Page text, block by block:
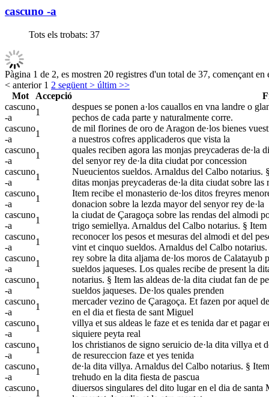
cascuno -a
Tots els trobats: 37
Pàgina 1 de 2, es mostren 20 registres d'un total de 37, començant en
< anterior 1 2 següent > últim >>
Mot
Accepció
cascuno
-a
1
despues se ponen a·los cauallos en vna landre o
pechos de cada parte y naturalmente corre.
cascuno
-a
1
de mil florines de oro de Aragon de·los bienes
a nuestros cofres applicaderos que vista la
cascuno
-a
1
quales reciben agora las monjas preycaderas de·la
del senyor rey de·la dita ciudat por concession
cascuno
-a
1
Nueucientos sueldos. Arnaldus del Calbo notarius.
ditas monjas preycaderas de·la dita ciudat sobre las
cascuno
-a
1
Item recibe el monasterio de·los ditos freyres
donacion sobre la lezda mayor del senyor rey de·la
cascuno
-a
1
la ciudat de Çaragoça sobre las rendas del almodi
trigo semiellya. Arnaldus del Calbo notarius. § Item
cascuno
-a
1
reconocer los pesos et mesuras del almodi et del
vint et cinquo sueldos. Arnaldus del Calbo
cascuno
-a
1
rey sobre la dita aljama de·los moros de
sueldos jaqueses. Los quales recibe de present la
cascuno
-a
1
notarius. § Item las aldeas de·la dita ciudat fan de
sueldos jaqueses. De·los quales prenden
cascuno
-a
1
mercader vezino de Çaragoça. Et fazen por aquel
en el dia et fiesta de sant Miguel
cascuno
-a
1
villya et sus aldeas le faze et es tenida dar et pagar
siquiere peyta real
cascuno
-a
1
los christianos de signo seruicio de·la dita villya et
de resureccion faze et yes tenida
cascuno
-a
1
de·la dita villya. Arnaldus del Calbo notarius. §
trehudo en la dita fiesta de pascua
cascuno
1
diuersos singulares del dito lugar en el dia de